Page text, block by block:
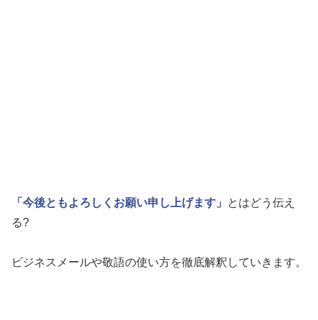
「今後ともよろしくお願い申し上げます」
とはどう伝え
る?
ビジネスメールや敬語の使い方を徹底解釈していきます。